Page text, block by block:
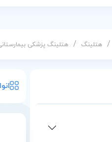
/ هتلینگ / هتلینگ پزشکی